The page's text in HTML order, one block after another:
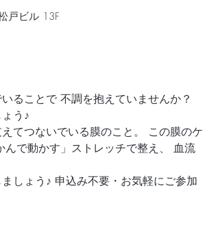
戸ビル 13F
ることで 不調を抱えていませんか？
う♪
てつないでいる膜のこと。 この膜のケ
で動かす」ストレッチで整え、 血流
しょう♪ 申込み不要・お気軽にご参加